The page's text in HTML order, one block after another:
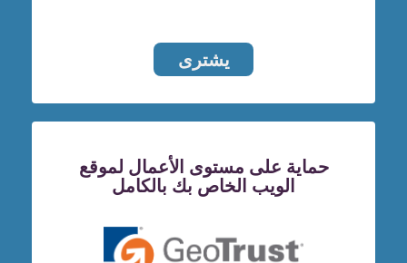
يشترى
حماية على مستوى الأعمال لموقع
الويب الخاص بك بالكامل